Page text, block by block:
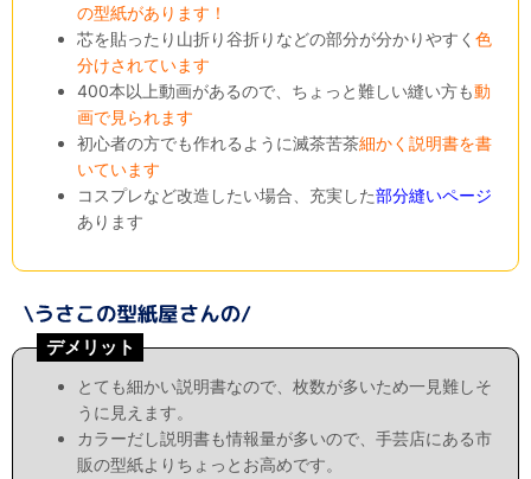
の型紙があります！
芯を貼ったり山折り谷折りなどの部分が分かりやすく色
分けされています
400本以上動画があるので、ちょっと難しい縫い方も動
画で見られます
初心者の方でも作れるように滅茶苦茶細かく説明書を書
いています
コスプレなど改造したい場合、充実した部分縫いページ
あります
デメリット
とても細かい説明書なので、枚数が多いため一見難しそ
うに見えます。
カラーだし説明書も情報量が多いので、手芸店にある市
販の型紙よりちょっとお高めです。